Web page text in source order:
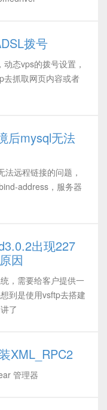
拨号
态vps的拨号设置，
去抓取网页内容或者
后mysql无法
远程链接的问题，
address，服务器
出现227
因
，需要给客户提供一
到是使用vsftp去搭建
了
XML_RPC2
管理器